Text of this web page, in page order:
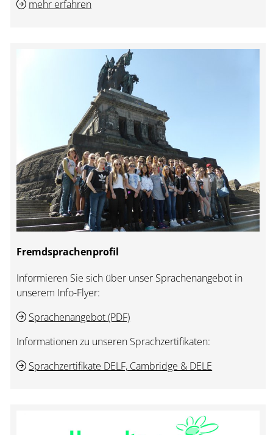
mehr erfahren
Fremdsprachenprofil
Informieren Sie sich über unser Sprachenangebot in
unserem Info-Flyer:
Sprachenangebot (PDF)
Informationen zu unseren Sprachzertifikaten:
Sprachzertifikate DELF, Cambridge & DELE